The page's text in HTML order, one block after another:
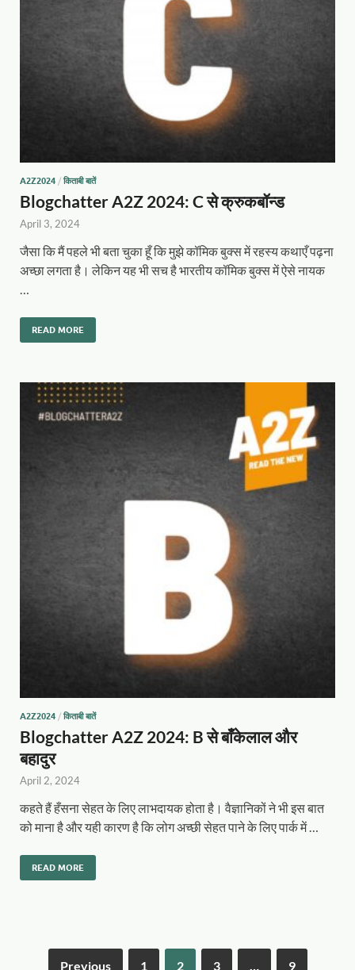
A2Z2024 / किताबी बातें
Blogchatter A2Z 2024: C से क्रुकबॉन्ड
April 3, 2024
जैसा कि मैं पहले भी बता चुका हूँ कि मुझे कॉमिक बुक्स में रहस्य कथाएँ पढ़ना
अच्छा लगता है। लेकिन यह भी सच है भारतीय कॉमिक बुक्स में ऐसे नायक
…
READ MORE
A2Z2024 / किताबी बातें
Blogchatter A2Z 2024: B से बाँकेलाल और
बहादुर
April 2, 2024
कहते हैं हँसना सेहत के लिए लाभदायक होता है। वैज्ञानिकों ने भी इस बात
को माना है और यही कारण है कि लोग अच्छी सेहत पाने के लिए पार्क में …
READ MORE
Previous 1 2 3 … 9